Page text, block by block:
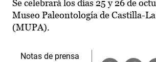
Se celebrará los días 25 y 26 de
Museo Paleontología de Castilla-
(MUPA).
Notas de prensa